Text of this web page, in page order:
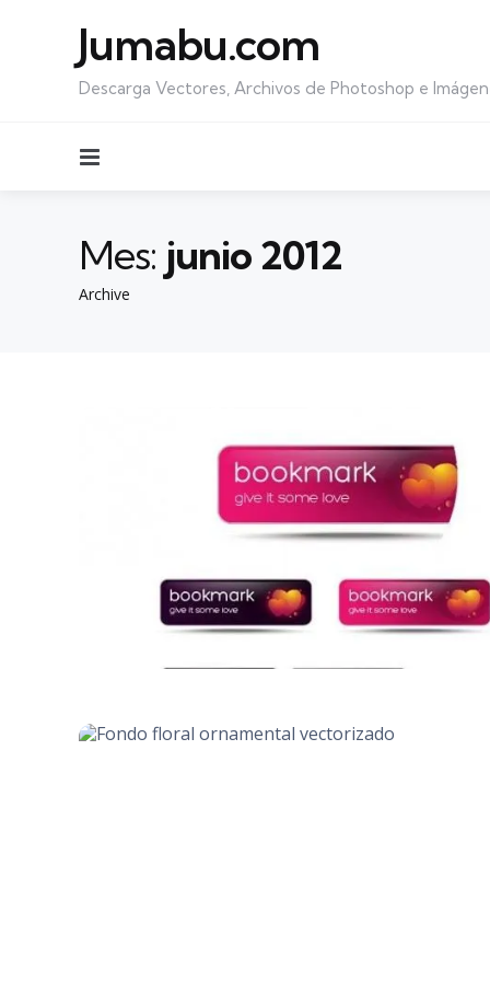
Jumabu.com
Descarga Vectores, Archivos de Photoshop e
Archive
Mes: junio 2012